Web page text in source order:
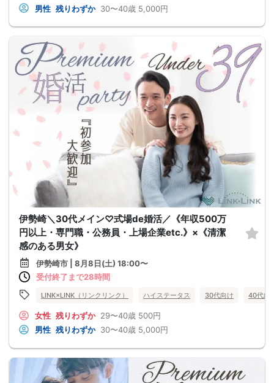
男性 残りわずか 30〜40歳 5,000円
伊勢崎＼30代メイン♡式場de婚活／《年収500万
円以上・専門職・公務員・上場企業etc.》×《清潔
感のある男女》
伊勢崎市 | 8月8日(土) 18:00〜
受付終了まで28時間
LINK×LINK（リンクリンク） ハイステータス 30代向け 40代向
女性 残りわずか 29〜40歳 500円
男性 残りわずか 30〜40歳 5,000円